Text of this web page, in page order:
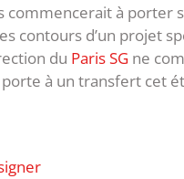
commencerait à porter
contours d’un projet
du Paris SG ne
à un transfert cet